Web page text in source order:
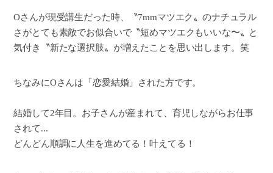
Oさんが現受講生だった時、〝7mmマツエク〟のナチュラル
さがとても素敵でお似合いで〝短めマツエクもいいな〜〟と
気付き〝新たな選択肢〟が増えたことを思い出します。笑
ちなみにOさんは「恋愛結婚」された方です。
結婚して2年目。お子さんが産まれて、育児しながらお仕事
されて...
どんどん順調に人生を進めてる！叶えてる！